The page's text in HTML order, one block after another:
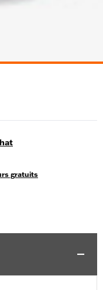
gratuits